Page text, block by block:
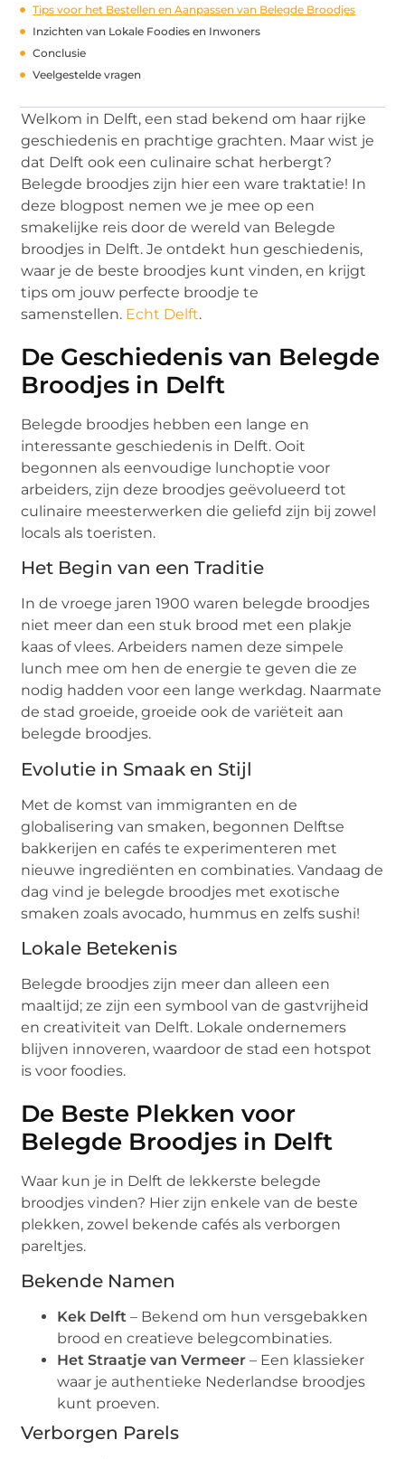
Tips voor het Bestellen en Aanpassen van Belegde Broodjes
Inzichten van Lokale Foodies en Inwoners
Conclusie
Veelgestelde vragen
Welkom in Delft, een stad bekend om haar rijke
geschiedenis en prachtige grachten. Maar wist je
dat Delft ook een culinaire schat herbergt?
Belegde broodjes zijn hier een ware traktatie! In
deze blogpost nemen we je mee op een
smakelijke reis door de wereld van Belegde
broodjes in Delft. Je ontdekt hun geschiedenis,
waar je de beste broodjes kunt vinden, en krijgt
tips om jouw perfecte broodje te
samenstellen. Echt Delft.
De Geschiedenis van Belegde
Broodjes in Delft
Belegde broodjes hebben een lange en
interessante geschiedenis in Delft. Ooit
begonnen als eenvoudige lunchoptie voor
arbeiders, zijn deze broodjes geëvolueerd tot
culinaire meesterwerken die geliefd zijn bij zowel
locals als toeristen.
Het Begin van een Traditie
In de vroege jaren 1900 waren belegde broodjes
niet meer dan een stuk brood met een plakje
kaas of vlees. Arbeiders namen deze simpele
lunch mee om hen de energie te geven die ze
nodig hadden voor een lange werkdag. Naarmate
de stad groeide, groeide ook de variëteit aan
belegde broodjes.
Evolutie in Smaak en Stijl
Met de komst van immigranten en de
globalisering van smaken, begonnen Delftse
bakkerijen en cafés te experimenteren met
nieuwe ingrediënten en combinaties. Vandaag de
dag vind je belegde broodjes met exotische
smaken zoals avocado, hummus en zelfs sushi!
Lokale Betekenis
Belegde broodjes zijn meer dan alleen een
maaltijd; ze zijn een symbool van de gastvrijheid
en creativiteit van Delft. Lokale ondernemers
blijven innoveren, waardoor de stad een hotspot
is voor foodies.
De Beste Plekken voor
Belegde Broodjes in Delft
Waar kun je in Delft de lekkerste belegde
broodjes vinden? Hier zijn enkele van de beste
plekken, zowel bekende cafés als verborgen
pareltjes.
Bekende Namen
Kek Delft – Bekend om hun versgebakken
brood en creatieve belegcombinaties.
Het Straatje van Vermeer – Een klassieker
waar je authentieke Nederlandse broodjes
kunt proeven.
Verborgen Parels